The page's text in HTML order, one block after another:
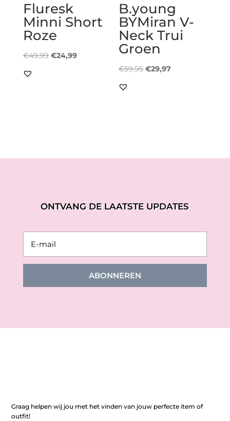
Fluresk
Minni Short
Roze
€49,99 Oorspronkelijke
€24,99Huidige
B.young
BYMiran V-
Neck Trui
Groen
€59,95 Oorspronkelijke
€29,97Huidige
ONTVANG DE LAATSTE UPDATES
ABONNEREN
Graag helpen wij jou met het vinden van jouw perfecte item of
outfit!